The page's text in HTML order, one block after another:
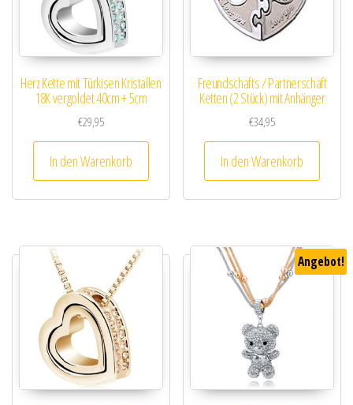
Herz Kette mit Türkisen Kristallen
18K vergoldet 40cm + 5cm
€29,95
In den Warenkorb
Freundschafts / Partnerschaft
Ketten (2 Stück) mit Anhänger
€34,95
In den Warenkorb
Angebot!